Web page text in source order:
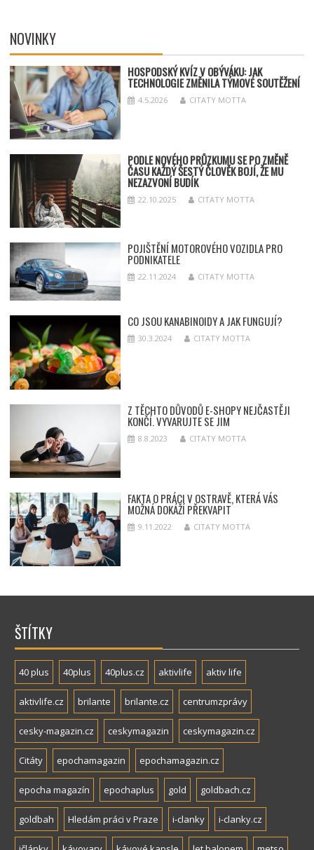
NOVINKY
HOSPODSKÝKVÍZ V OBÝVÁKU: JAK
TECHNOLOGIE ZMĚNILA TÝMOVÉ SOUTĚŽENÍ
4.5.2026 CITATY MOTTA
PODLE NOVÉHO PRŮZKUMU SE PO ZMĚNĚ
ČASU KAŽDÝ ŠESTÝ ČLOVĚK BOJÍ, ŽE MU
NEZAZVONÍ BUDÍK
22.10.2025 CITATY MOTTA
POJIŠTĚNÍ MOTOROVÉHO VOZIDLA PRO
PODNIKATELE
22.11.2024 CITATY MOTTA
CO JSOU KANABINOIDY A JAK FUNGUJÍ?
30.3.2024 CITATY MOTTA
Z TĚCHTO DŮVODŮ E-SHOPY NEJČASTĚJI
KONČÍ. VYVARUJTE SE JIM
8.8.2023 CITATY MOTTA
FAKTA O PRÁCI V OSTRAVĚ, KTERÁ VÁS
MOŽNÁ DOKÁŽÍ PŘEKVAPIT
9.11.2022 CITATY MOTTA
ŠTÍTKY
40 plus 40plus 40plus.cz aktivlife aktiv life
aktivlife.cz brilante brilante.cz centrumzprávy
cesky-magazin.cz ceskymagazin ceskymagazin.cz
Citáty epochamagazin epochamagazin.cz
epocha magazín epochaplus gold goldbach.cz
goldbah Hledám práci v Praze i-clanky i-clanky.cz